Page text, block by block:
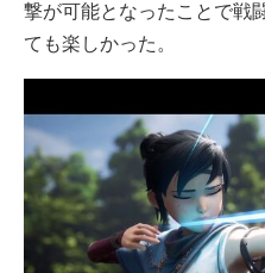
撃が可能となったことで戦
ても楽しかった。